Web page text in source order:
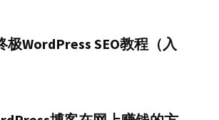
极WordPress SEO教程（入